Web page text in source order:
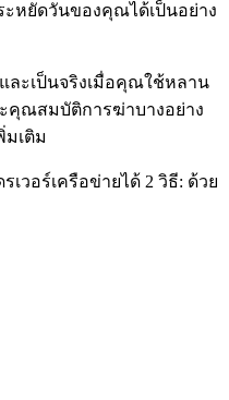
ะหยัดวันของคุณได้เป็นอย่าง
ละเป็นจริงเมื่อคุณใช้หลาน
ณสมบัติการฆ่าบางอย่าง
มเติม
วอร์เครือข่ายได้ 2 วิธี: ด้วย